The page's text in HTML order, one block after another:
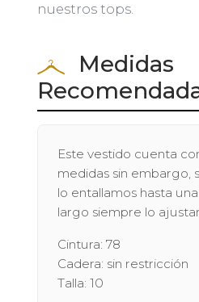
nuestros tops.
Medidas
Este vestido cuenta
medidas sin embargo,
lo entallamos hasta
largo siempre lo
Cintura: 78
Cadera: sin restricción
Talla: 10